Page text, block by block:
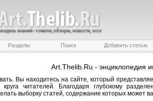
Разделы Поиск Добавить статью
Art.Thelib.Ru - энциклопедия
Вы находитесь на сайте, который
круга читателей. Благодаря глубокому
выборку статей, содержание которых может